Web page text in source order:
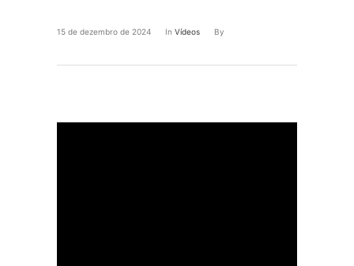
15 de dezembro de 2024 In Vídeos By